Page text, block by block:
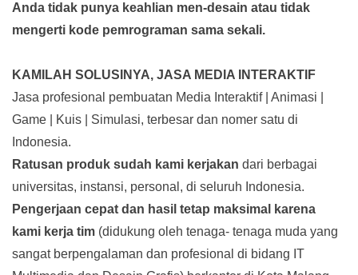
Anda tidak punya keahlian men-desain atau tidak
mengerti kode pemrograman sama sekali.
KAMILAH SOLUSINYA, JASA MEDIA INTERAKTIF
Jasa profesional pembuatan Media Interaktif | Animasi |
Game | Kuis | Simulasi, terbesar dan nomer satu di
Indonesia.
Ratusan produk sudah kami kerjakan dari berbagai
universitas, instansi, personal, di seluruh Indonesia.
Pengerjaan cepat dan hasil tetap maksimal karena
kami kerja tim (didukung oleh tenaga- tenaga muda yang
sangat berpengalaman dan profesional di bidang IT